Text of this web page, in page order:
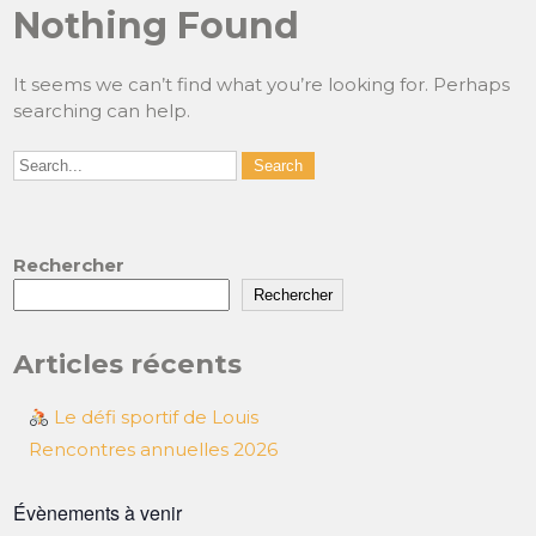
Nothing Found
It seems we can’t find what you’re looking for. Perhaps
searching can help.
Rechercher
Rechercher
Articles récents
Le défi sportif de Louis
Rencontres annuelles 2026
Évènements à venir